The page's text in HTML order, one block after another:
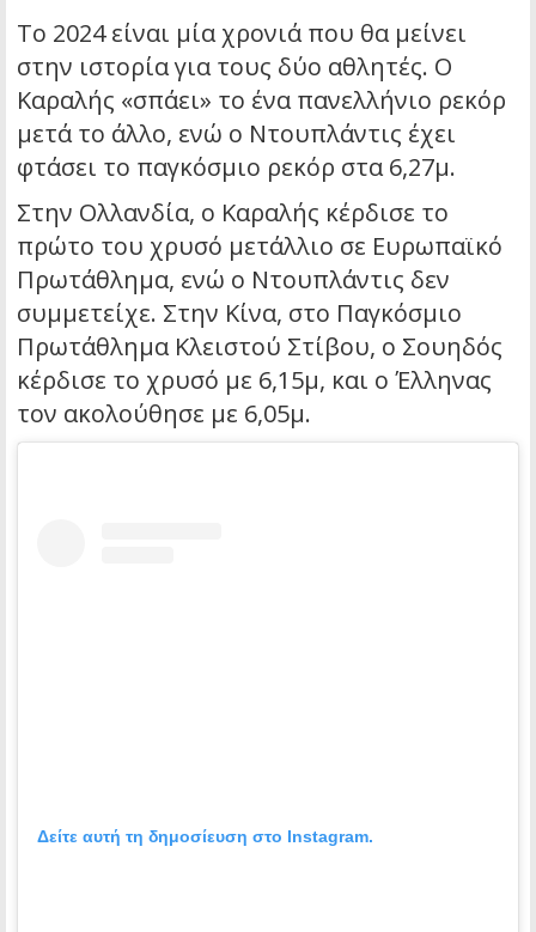
Το 2024 είναι μία χρονιά που θα μείνει
στην ιστορία για τους δύο αθλητές. Ο
Καραλής «σπάει» το ένα πανελλήνιο ρεκόρ
μετά το άλλο, ενώ ο Ντουπλάντις έχει
φτάσει το παγκόσμιο ρεκόρ στα 6,27μ.
Στην Ολλανδία, ο Καραλής κέρδισε το
πρώτο του χρυσό μετάλλιο σε Ευρωπαϊκό
Πρωτάθλημα, ενώ ο Ντουπλάντις δεν
συμμετείχε. Στην Κίνα, στο Παγκόσμιο
Πρωτάθλημα Κλειστού Στίβου, ο Σουηδός
κέρδισε το χρυσό με 6,15μ, και ο Έλληνας
τον ακολούθησε με 6,05μ.
Δείτε αυτή τη δημοσίευση στο Instagram.